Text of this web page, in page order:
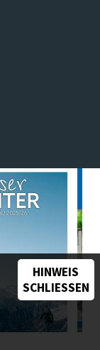
HINWEIS
SCHLIESSEN